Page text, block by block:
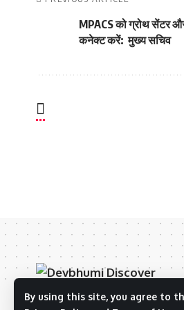
By using this site, you agree to
MPACS को ग्रोथ सेंटर
कनेक्ट करें: मुख्य सचिव